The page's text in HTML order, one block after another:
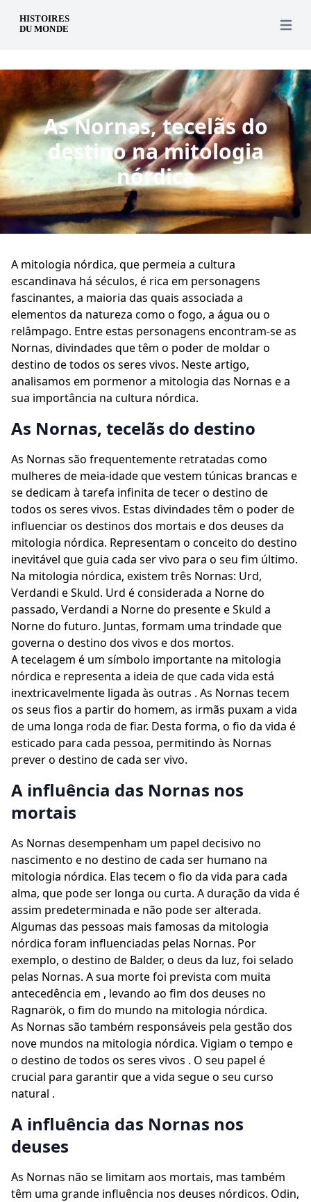
pt Open
As Nornas, tecelãs do
destino na mitologia
nórdica
A mitologia nórdica, que permeia a cultura
escandinava há séculos, é rica em personagens
fascinantes, a maioria das quais associada a
elementos da natureza como o fogo, a água ou o
relâmpago. Entre estas personagens encontram-se as
Nornas, divindades que têm o poder de moldar o
destino de todos os seres vivos. Neste artigo,
analisamos em pormenor a mitologia das Nornas e a
sua importância na cultura nórdica.
As Nornas, tecelãs do destino
As Nornas são frequentemente retratadas como
mulheres de meia-idade que vestem túnicas brancas e
se dedicam à tarefa infinita de tecer o destino de
todos os seres vivos. Estas divindades têm o poder de
influenciar os destinos dos mortais e dos deuses da
mitologia nórdica. Representam o conceito do destino
inevitável que guia cada ser vivo para o seu fim último.
Na mitologia nórdica, existem três Nornas: Urd,
Verdandi e Skuld. Urd é considerada a Norne do
passado, Verdandi a Norne do presente e Skuld a
Norne do futuro. Juntas, formam uma trindade que
governa o destino dos vivos e dos mortos.
A tecelagem é um símbolo importante na mitologia
nórdica e representa a ideia de que cada vida está
inextricavelmente ligada às outras . As Nornas tecem
os seus fios a partir do homem, as irmãs puxam a vida
de uma longa roda de fiar. Desta forma, o fio da vida é
esticado para cada pessoa, permitindo às Nornas
prever o destino de cada ser vivo.
A influência das Nornas nos
mortais
As Nornas desempenham um papel decisivo no
nascimento e no destino de cada ser humano na
mitologia nórdica. Elas tecem o fio da vida para cada
alma, que pode ser longa ou curta. A duração da vida é
assim predeterminada e não pode ser alterada.
Algumas das pessoas mais famosas da mitologia
nórdica foram influenciadas pelas Nornas. Por
exemplo, o destino de Balder, o deus da luz, foi selado
pelas Nornas. A sua morte foi prevista com muita
antecedência em , levando ao fim dos deuses no
Ragnarök, o fim do mundo na mitologia nórdica.
As Nornas são também responsáveis pela gestão dos
nove mundos na mitologia nórdica. Vigiam o tempo e
o destino de todos os seres vivos . O seu papel é
crucial para garantir que a vida segue o seu curso
natural .
A influência das Nornas nos
deuses
As Nornas não se limitam aos mortais, mas também
têm uma grande influência nos deuses nórdicos. Odin,